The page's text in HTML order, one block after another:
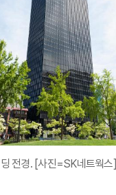
전경. [사진=SK네트웍스]